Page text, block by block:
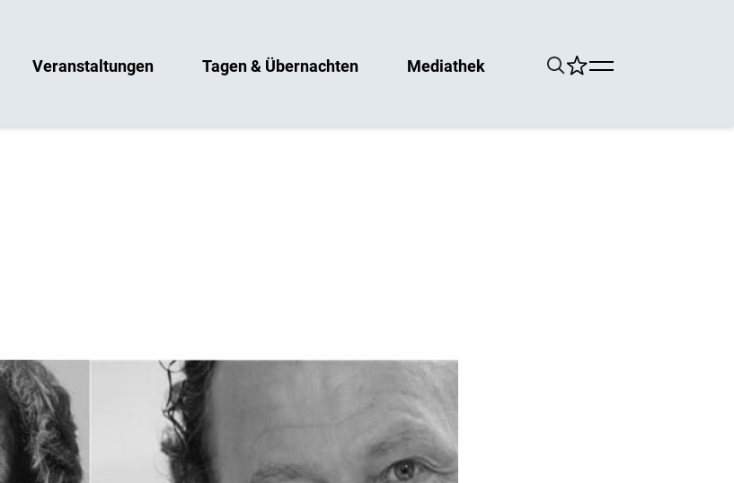
Veranstaltungen Tagen & Übernachten Mediathek